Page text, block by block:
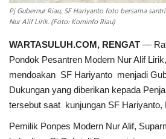
Pj Gubernur Riau, SF Hariyanto foto bersama
Nur Alif Lirik. (Foto: Kominfo Riau)
WARTASULUH.COM, RENGAT —
Pondok Pesantren Modern Nur Alif
mendoakan SF Hariyanto menjadi
Dukungan yang diberikan kepada
tersebut saat kunjungan SF Hariyanto,
Pemilik Ponpes Modern Nur Alif,